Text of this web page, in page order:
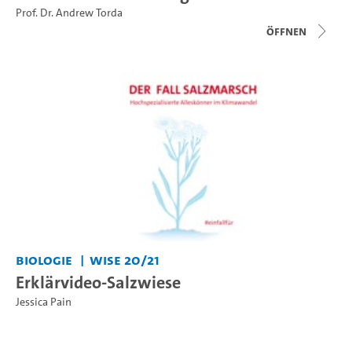
Prof. Dr. Andrew Torda
Öffnen
Biologie WiSe 20/21
Erklärvideo-Salzwiese
Jessica Pain